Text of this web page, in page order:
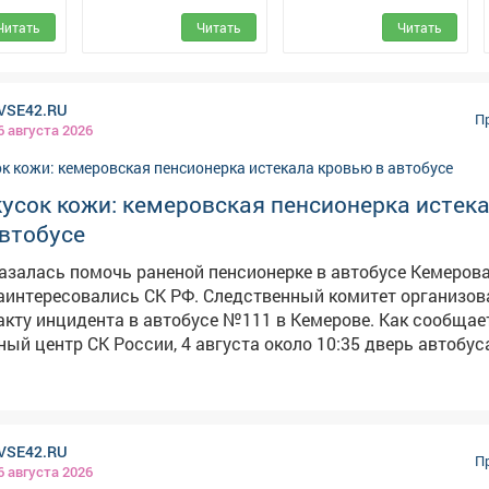
Читать
культуры
Читать
августа 2026
кожи: кемеровская пенсионерка
помочь раненой пенсионерке в автобусе
СК РФ. Следственный комитет организовал
инцидента в автобусе №111 в Кемерове. Как
центр СК России, 4 августа около 10:35 дверь
По словам очевидцев в соцсетях, у пассажирки
размером со спичечный коробок иначалось сильное
случившемся виноваты сами пассажиры. Людям
августа 2026